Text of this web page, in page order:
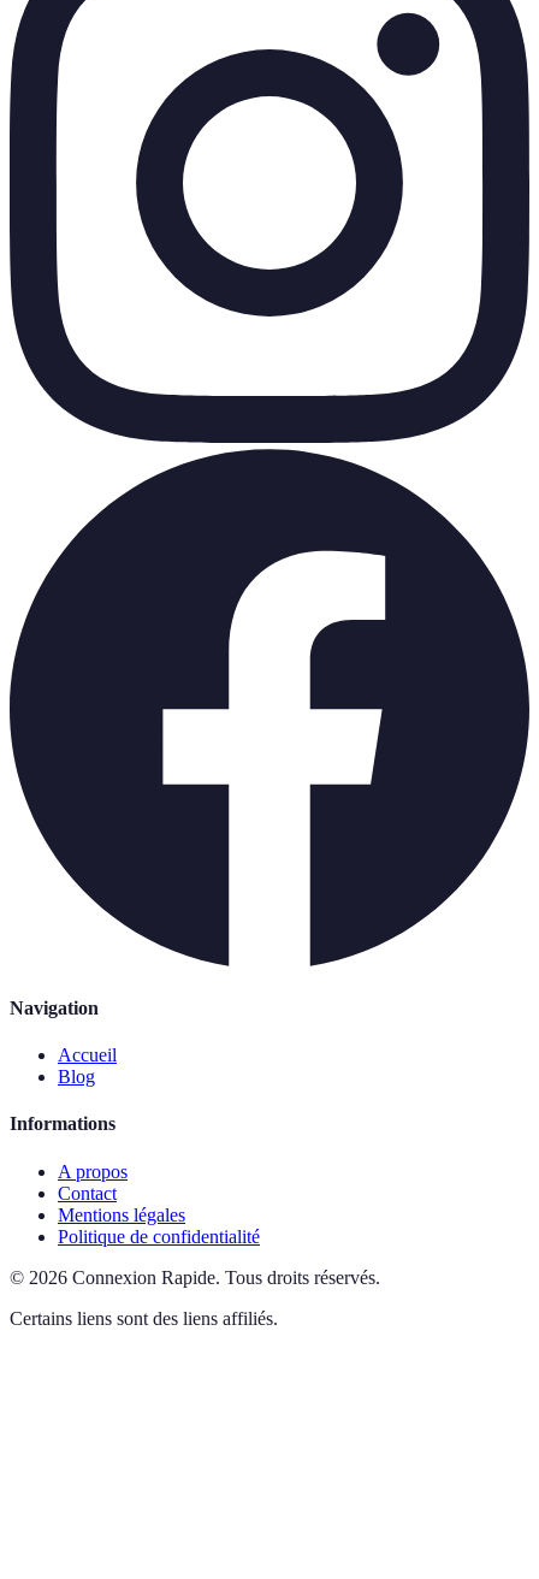
Navigation
Accueil
Blog
Informations
A propos
Contact
Mentions légales
Politique de confidentialité
© 2026 Connexion Rapide. Tous droits réservés.
Certains liens sont des liens affiliés.